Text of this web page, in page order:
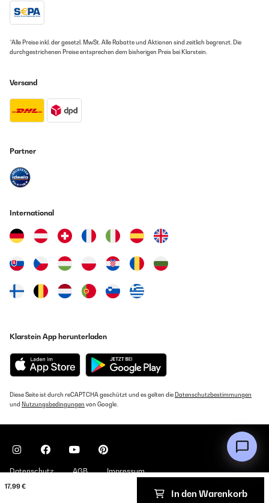
17,99 €
In den Warenkorb
*Alle Preise inkl. der gesetzl. MwSt. Alle Rabatte und Aktionen sind zeitlich begrenzt. Die
durchgestrichenen Preise entsprechen dem bisherigen Preis bei Klarstein.
Versand
Partner
International
Klarstein App herunterladen
Diese Seite ist durch reCAPTCHA geschützt und es gelten die Datenschutzbestimmungen
und Nutzungsbedingungen von Google.
Datenschutz AGB Impressum
Copyright © 2026 Klarstein. All rights reserved